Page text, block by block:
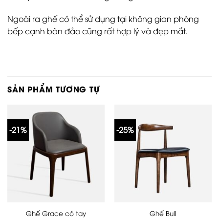
Ngoài ra ghế có thể sử dụng tại không gian phòng
bếp cạnh bàn đảo cũng rất hợp lý và đẹp mắt.
SẢN PHẨM TƯƠNG TỰ
-21%
Ghế Grace có tay
-25%
Ghế Bull